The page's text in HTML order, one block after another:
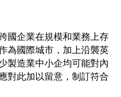
國企業在規模和業務上存
為國際城市，加上沿襲英
製造業中小企均可能對內
對此加以留意，制訂符合